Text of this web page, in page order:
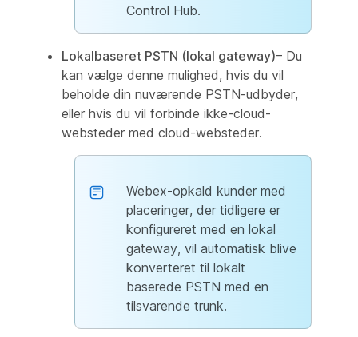
Control Hub.
Lokalbaseret PSTN (lokal gateway)– Du
kan vælge denne mulighed, hvis du vil
beholde din nuværende PSTN-udbyder,
eller hvis du vil forbinde ikke-cloud-
websteder med cloud-websteder.
Webex-opkald kunder med
placeringer, der tidligere er
konfigureret med en lokal
gateway, vil automatisk blive
konverteret til lokalt
baserede PSTN med en
tilsvarende trunk.